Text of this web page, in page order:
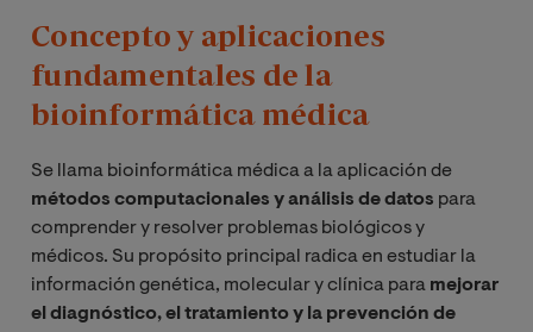
Concepto y aplicaciones
fundamentales de la
bioinformática médica
Se llama bioinformática médica a la aplicación de
métodos computacionales y análisis de datos para
comprender y resolver problemas biológicos y
médicos. Su propósito principal radica en estudiar la
información genética, molecular y clínica para mejorar
el diagnóstico, el tratamiento y la prevención de